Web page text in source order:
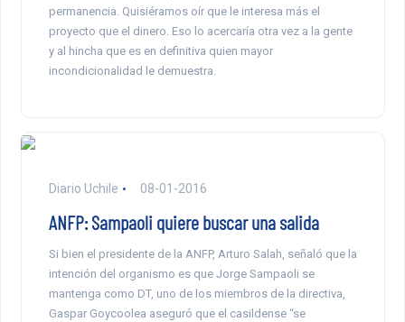
permanencia. Quisiéramos oír que le interesa más el
proyecto que el dinero. Eso lo acercaría otra vez a la gente
y al hincha que es en definitiva quien mayor
incondicionalidad le demuestra.
Diario Uchile 08-01-2016
ANFP: Sampaoli quiere buscar una salida
Si bien el presidente de la ANFP, Arturo Salah, señaló que la
intención del organismo es que Jorge Sampaoli se
mantenga como DT, uno de los miembros de la directiva,
Gaspar Goycoolea aseguró que el casildense “se